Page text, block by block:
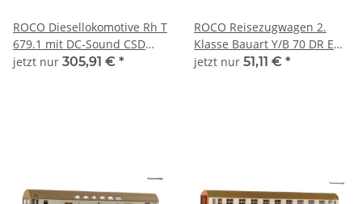
ROCO Diesellokomotive Rh T
679.1 mit DC-Sound CSD
Ep.IV-VI 36521 Spur TT
jetzt nur 305,91 € *
ROCO Reisezugwagen 2.
Klasse Bauart Y/B 70 DR Ep
IV 6280018 Spur TT
jetzt nur 51,11 € *